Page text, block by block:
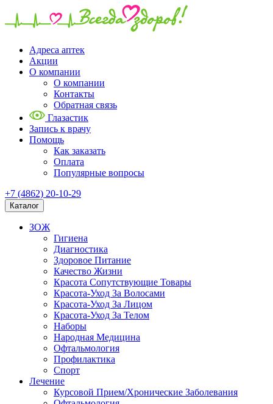
Адреса аптек
Акции
О компании
О компании
Контакты
Обратная связь
Глазастик
Запись к врачу
Помощь
Как заказать
Оплата
Популярные вопросы
+7 (4862) 20-10-29
Каталог
ЗОЖ
Гигиена
Диагностика
Здоровое Питание
Качество Жизни
Красота Сопутствующие Товары
Красота-Уход За Волосами
Красота-Уход За Лицом
Красота-Уход За Телом
Наборы
Народная Медицина
Офтальмология
Профилактика
Спорт
Лечение
Курсовой Прием/Хронические Заболевания